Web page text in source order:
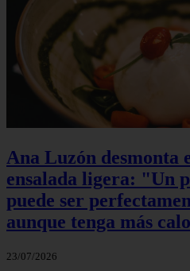
Ana Luzón desmonta
ensalada ligera: "Un
puede ser
aunque tenga más
23/07/2026